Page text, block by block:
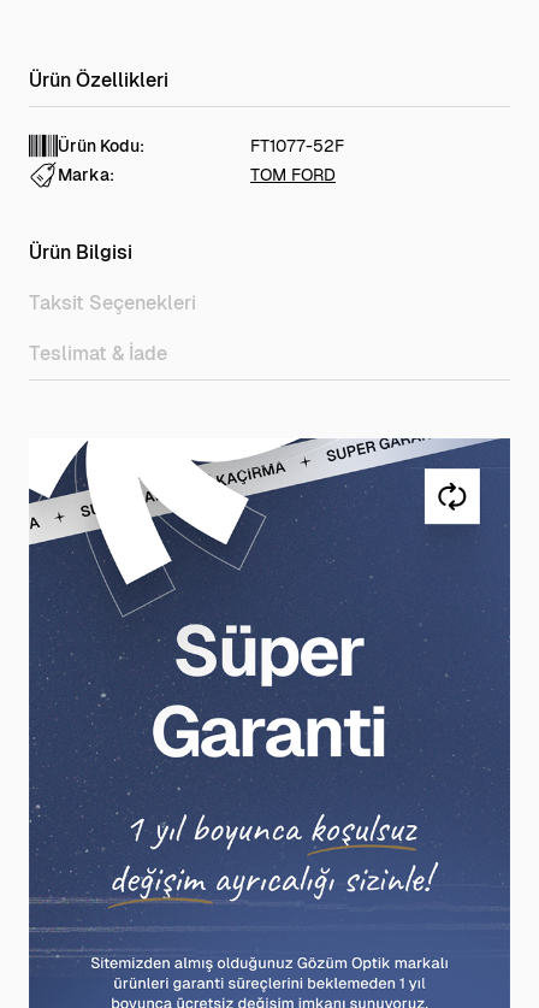
Ürün Kodu:
FT1077-52F
Marka:
TOM FORD
Ürün Bilgisi
Taksit Seçenekleri
Teslimat & İade